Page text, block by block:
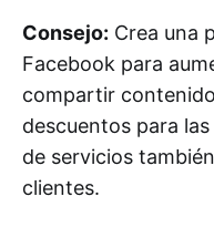
Consejo: Crea una
Facebook para
compartir
descuentos para
de servicios
clientes.